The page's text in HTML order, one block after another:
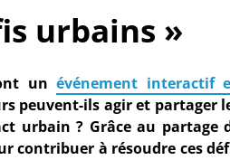
urbains »
un événement interactif
peuvent-ils agir et partager
urbain ? Grâce au partage
contribuer à résoudre ces